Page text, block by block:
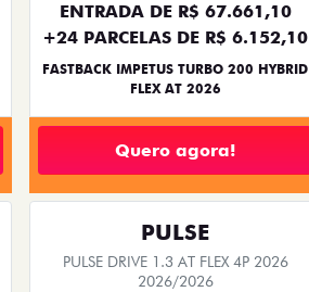
ENTRADA DE R$ 67.661,10
+24 PARCELAS DE R$ 6.152,10
FASTBACK IMPETUS TURBO 200 HYBRID
FLEX AT 2026
Quero agora!
PULSE
PULSE DRIVE 1.3 AT FLEX 4P 2026
2026/2026